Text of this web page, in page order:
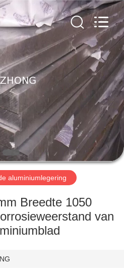
aluminiumlegering
Breedte 1050
van